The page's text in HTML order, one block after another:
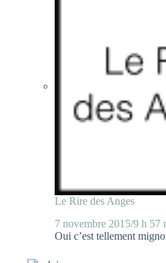
Le Rire des Anges
7 novembre 2015/9 h 57
Oui c’est tellement